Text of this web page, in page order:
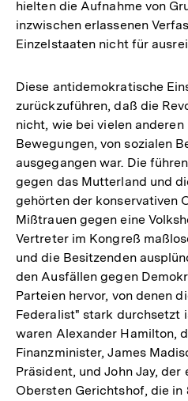
hielten die Aufnahme von
inzwischen erlassenen
Einzelstaaten nicht für
Diese antidemokratische
zurückzuführen, daß die
nicht, wie bei vielen
Bewegungen, von sozialen
ausgegangen war. Die
gegen das Mutterland und
gehörten der konservativen
Mißtrauen gegen eine
Vertreter im Kongreß
und die Besitzenden
den Ausfällen gegen
Parteien hervor, von denen
Federalist" stark durchsetzt
waren Alexander Hamilton,
Finanzminister, James
Präsident, und John Jay,
Obersten Gerichtshof, die in